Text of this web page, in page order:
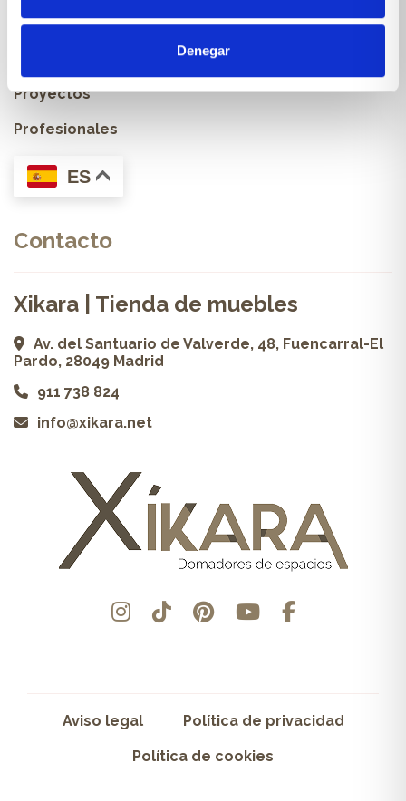
Denegar
Cocinas a medida
Proyectos
Profesionales
ES
Contacto
Xikara | Tienda de muebles
Av. del Santuario de Valverde, 48, Fuencarral-El
Pardo, 28049 Madrid
911 738 824
info@xikara.net
Aviso legal Política de privacidad
Política de cookies